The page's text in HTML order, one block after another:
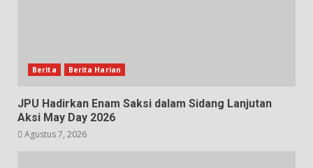
Berita Berita Harian
JPU Hadirkan Enam Saksi dalam Sidang Lanjutan
Aksi May Day 2026
Agustus 7, 2026